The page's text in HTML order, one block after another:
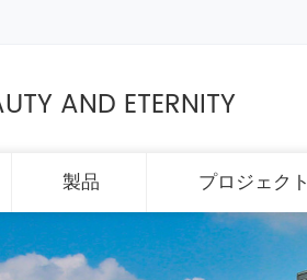
AND ETERNITY
製品 プロジェクト